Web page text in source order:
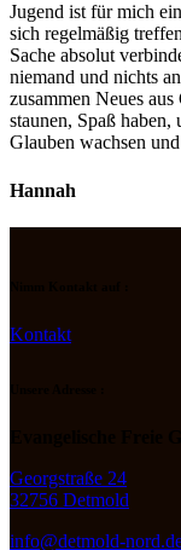
Jugend ist für mich
sich regelmäßig
Sache absolut
niemand und nichts
zusammen Neues
staunen, Spaß
Glauben wachsen
Hannah
Kontakt
Georgstraße 24
32756 Detmold
info@detmold-